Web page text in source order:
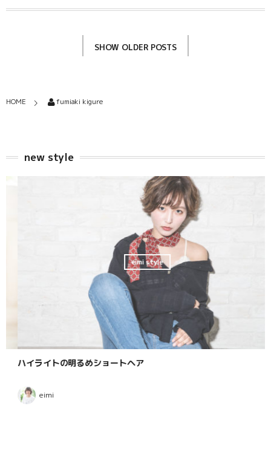
SHOW OLDER POSTS
HOME fumiaki kigure
new style
eimi style
ハイライトの明るめショートヘア
eimi